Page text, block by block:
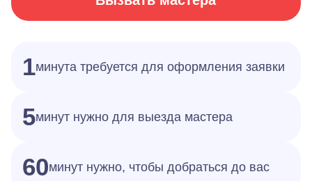
1минута требуется для оформления заявки
5минут нужно для выезда мастера
60минут нужно, чтобы добраться до вас